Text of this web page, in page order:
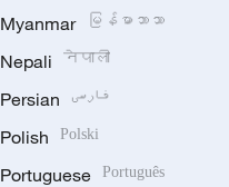
Myanmar မြန်မာဘာသာ
Nepali नेपाली
Persian فارسی
Polish Polski
Portuguese Português